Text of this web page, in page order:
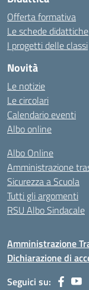
Offerta formativa
Le schede didattiche
I progetti delle classi
Novità
Le notizie
Le circolari
Calendario eventi
Albo online
Albo Online
Amministrazione
Sicurezza a Scuola
Tutti gli argomenti
RSU Albo Sindacale
Amministrazione
Dichiarazione di
Seguici su: